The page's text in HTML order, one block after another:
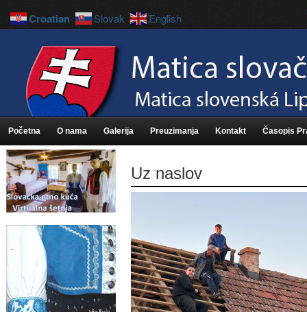
Početna O nama Galerija Preuzimanja Kontakt Časopis
Uz naslov
Croatian Slovak English